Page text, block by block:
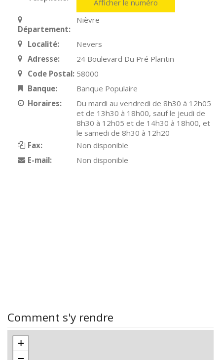
Afficher le numéro
Département:
Nièvre
Localité:
Nevers
Adresse:
24 Boulevard Du Pré Plantin
Code Postal: 58000
Banque:
Banque Populaire
Horaires:
Du mardi au vendredi de 8h30 à 12h05
et de 13h30 à 18h00, sauf le jeudi de
8h30 à 12h05 et de 14h30 à 18h00, et
le samedi de 8h30 à 12h20
Fax:
Non disponible
E-mail:
Non disponible
Comment s'y rendre
+